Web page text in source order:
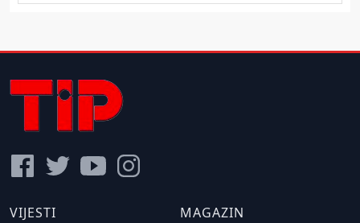
VIJESTI
MAGAZIN